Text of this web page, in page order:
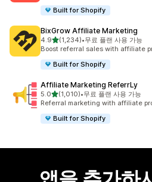
Built for Shopify
BixGrow Affiliate Marketing
4.9별 5개 중
(1,234)
총 리뷰 1234개
•무료 플랜 사용 가능
Boost referral sales with affiliate
Built for Shopify
Affiliate Marketing ReferrLy
5.0별 5개 중
(1,010)
총 리뷰 1010개
•무료 플랜 사용 가능
Referral marketing with affiliate
Built for Shopify